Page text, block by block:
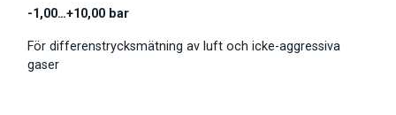
-1,00…+10,00 bar
För differenstrycksmätning av luft och icke-aggressiva
gaser